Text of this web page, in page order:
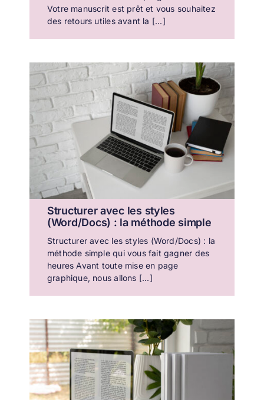
Votre manuscrit est prêt et vous souhaitez
des retours utiles avant la [...]
Structurer avec les styles
(Word/Docs) : la méthode simple
Structurer avec les styles (Word/Docs) : la
méthode simple qui vous fait gagner des
heures Avant toute mise en page
graphique, nous allons [...]